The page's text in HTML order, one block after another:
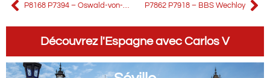
P7862 P7918 – BBS Wechloy
Découvrez l'Espagne avec Carlos V